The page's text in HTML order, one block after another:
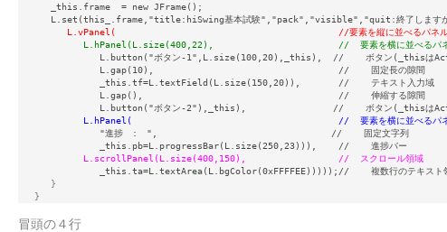
      _this.frame  = new JFrame();
L.set(this_.frame,"title:hiSwing基本試験","pack","visible","quit:終了しますか
L.vPanel(                                         //要素を縦に並べるパネ
L.hPanel(L.size(400,22),                       //  要素を横に並べるパ
L.button("ボタン-1",L.size(100,20),_this),  //    ボタン(_thisは
               L.gap(10),                                  //    固定長の隙間
               _this.tf=L.textField(L.size(150,20)),       //    テキスト入力域
               L.gap(),                                    //    伸縮する隙間
L.button("ボタン-2"),_this),                //    ボタン(_thisは
L.hPanel(                                      //  要素を横に並べるパ
               "進捗　:　",                                //    固定文字列
               _this.pb=L.progressBar(L.size(250,23))),    //    進捗バー
L.scrollPanel(L.size(400,150),                 //  スクロール領域
_this.ta=L.textArea(L.bgColor(0xFFFFEE)))));//    複数行のテキスト
}
   }
冒頭の４行